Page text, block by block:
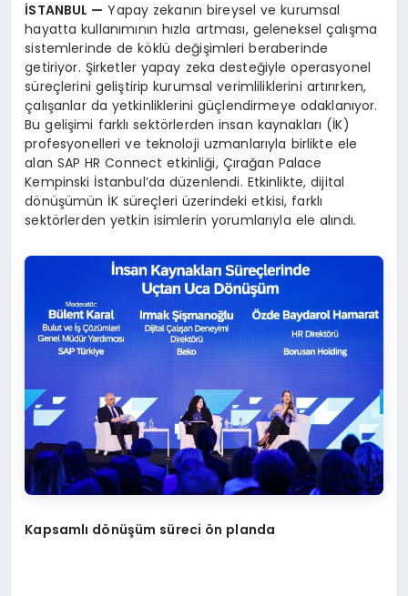
İSTANBUL — Yapay zekanın bireysel ve kurumsal
hayatta kullanımının hızla artması, geleneksel çalışma
sistemlerinde de köklü değişimleri beraberinde
getiriyor. Şirketler yapay zeka desteğiyle operasyonel
süreçlerini geliştirip kurumsal verimliliklerini artırırken,
çalışanlar da yetkinliklerini güçlendirmeye odaklanıyor.
Bu gelişimi farklı sektörlerden insan kaynakları (İK)
profesyonelleri ve teknoloji uzmanlarıyla birlikte ele
alan SAP HR Connect etkinliği, Çırağan Palace
Kempinski İstanbul’da düzenlendi. Etkinlikte, dijital
dönüşümün İK süreçleri üzerindeki etkisi, farklı
sektörlerden yetkin isimlerin yorumlarıyla ele alındı.
Kapsamlı dönüşüm süreci ön planda